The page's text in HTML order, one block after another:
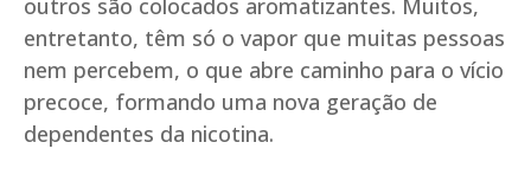
outros são colocados aromatizantes. Muitos,
entretanto, têm só o vapor que muitas pessoas
nem percebem, o que abre caminho para o vício
precoce, formando uma nova geração de
dependentes da nicotina.